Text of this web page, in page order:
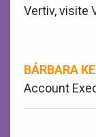
Vertiv, visite
BÁRBARA
Account